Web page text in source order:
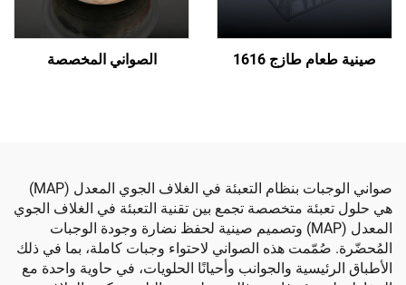
طازج 1616 الصواني المخصصة
صواني الوجبات بنظام التعبئة في الغلاف الجوي المعدل (MAP)
متخصصة تجمع بين تقنية التعبئة في الغلاف الجوي
المعدل (MAP) وتصميم صينية لحفظ نضارة وجودة الوجبات
هذه الصواني لاحتواء وجبات كاملة، بما في ذلك
والجوانب وأحيانًا الحلويات، في حاوية واحدة مع